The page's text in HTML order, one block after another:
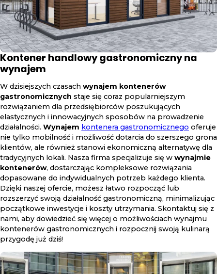
Kontener handlowy gastronomiczny na
wynajem
W dzisiejszych czasach wynajem kontenerów
gastronomicznych staje się coraz popularniejszym
rozwiązaniem dla przedsiębiorców poszukujących
elastycznych i innowacyjnych sposobów na prowadzenie
działalności. Wynajem kontenera gastronomicznego oferuje
nie tylko mobilność i możliwość dotarcia do szerszego grona
klientów, ale również stanowi ekonomiczną alternatywę dla
tradycyjnych lokali. Nasza firma specjalizuje się w wynajmie
kontenerów, dostarczając kompleksowe rozwiązania
dopasowane do indywidualnych potrzeb każdego klienta.
Dzięki naszej ofercie, możesz łatwo rozpocząć lub
rozszerzyć swoją działalność gastronomiczną, minimalizując
początkowe inwestycje i koszty utrzymania. Skontaktuj się z
nami, aby dowiedzieć się więcej o możliwościach wynajmu
kontenerów gastronomicznych i rozpocznij swoją kulinarą
przygodę już dziś!